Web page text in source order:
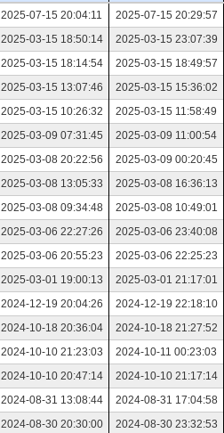
2025-07-15 20:04:11 2025-07-15 20:29:57
2025-03-15 18:50:14 2025-03-15 23:07:39
2025-03-15 18:14:54 2025-03-15 18:49:57
2025-03-15 13:07:46 2025-03-15 15:36:02
2025-03-15 10:26:32 2025-03-15 11:58:49
2025-03-09 07:31:45 2025-03-09 11:00:54
2025-03-08 20:22:56 2025-03-09 00:20:45
2025-03-08 13:05:33 2025-03-08 16:36:13
2025-03-08 09:34:48 2025-03-08 10:49:01
2025-03-06 22:27:26 2025-03-06 23:40:08
2025-03-06 20:55:23 2025-03-06 22:25:23
2025-03-01 19:00:13 2025-03-01 21:17:01
2024-12-19 20:04:26 2024-12-19 22:18:10
2024-10-18 20:36:04 2024-10-18 21:27:52
2024-10-10 21:23:03 2024-10-11 00:23:03
2024-10-10 20:47:14 2024-10-10 21:17:14
2024-08-31 13:08:44 2024-08-31 17:04:58
2024-08-30 20:30:00 2024-08-30 23:32:53